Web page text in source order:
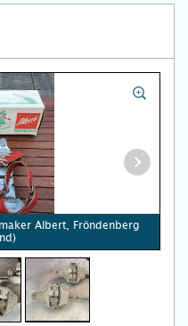
Albert, Fröndenberg